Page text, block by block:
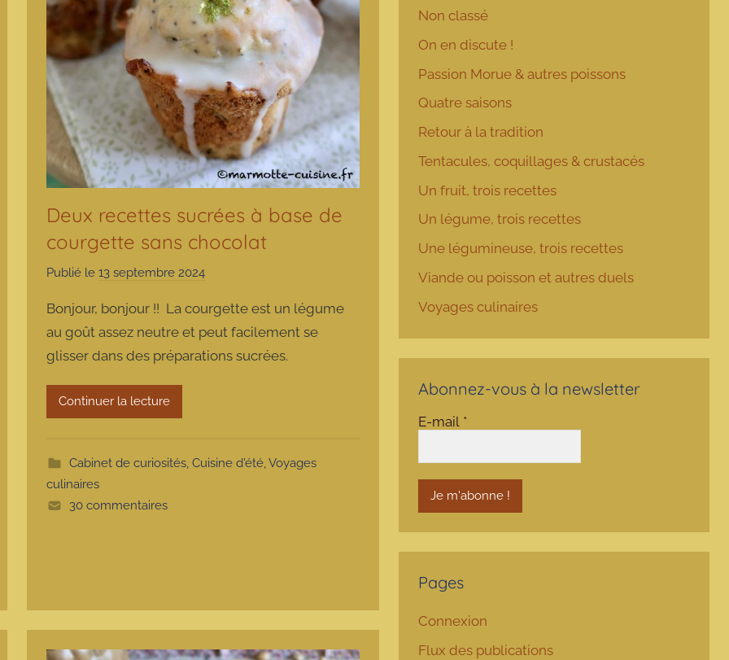
Deux recettes sucrées à base de
courgette sans chocolat
Publié le13 septembre 2024
r
m
a
t
Bonjour, bonjour !! La courgette est un légume
au goût assez neutre et peut facilement se
glisser dans des préparations sucrées.
Continuer la lecture
Cabinet de curiosités, Cuisine d'été,Voyages
culinaires
30 commentaires
Non classé
On en discute !
Passion Morue & autres poissons
Quatre saisons
Retour à la tradition
Tentacules, coquillages & crustacés
Un fruit, trois recettes
Un légume, trois recettes
Une légumineuse, trois recettes
Viande ou poisson et autres duels
Voyages culinaires
Abonnez-vous à la newsletter
E-mail *
Pages
Connexion
Flux des publications